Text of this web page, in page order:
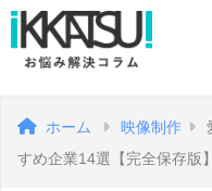
ホーム 映像制作
すめ企業14選【完全保存版】